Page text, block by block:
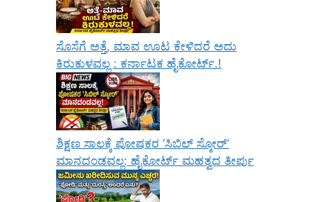
ಸೊಸೆಗೆ ಅತ್ತೆ, ಮಾವ ಊಟ ಕೇಳಿದರೆ ಅದು
ಕಿರುಕುಳವಲ್ಲ : ಕರ್ನಾಟಕ ಹೈಕೋರ್ಟ್.!
ಶಿಕ್ಷಣ ಸಾಲಕ್ಕೆ ಪೋಷಕರ ‘ಸಿಬಿಲ್ ಸ್ಕೋರ್’
ಮಾನದಂಡವಲ್ಲ: ಹೈಕೋರ್ಟ್ ಮಹತ್ವದ ತೀರ್ಪು